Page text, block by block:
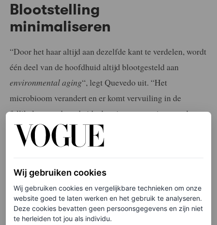
Blootstelling
minimaliseren
“Door het haar altijd aan dezelfde kant te verdelen, wordt
één deel van de hoofdhuid altijd blootgesteld aan
environmental aging“, legt Quevedo uit. “Het
microbioom verandert en er komt vervuiling in de
follikels, waardoor de ideale micro-omgeving van de
hoofdhuid, die zorgt voor continue groei en een gezonde
hoofdhuid, verandert.
LEES OOK
Zin in een nieuwe coupe? 5 coole bobs om
deze herfst te proberen
HANNAH COATES
Wij gebruiken cookies
Wij gebruiken cookies en vergelijkbare technieken om onze
website goed te laten werken en het gebruik te analyseren.
Deze cookies bevatten geen persoonsgegevens en zijn niet
te herleiden tot jou als individu.